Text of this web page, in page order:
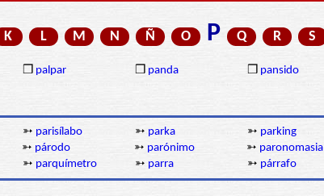
K L M N Ñ O P Q R S
❒ palpar ❒ panda ❒ pansido
➳ parisílabo ➳ parka ➳ parking
➳ párodo ➳ parónimo ➳ paronomasia
➳ parquímetro ➳ parra ➳ párrafo